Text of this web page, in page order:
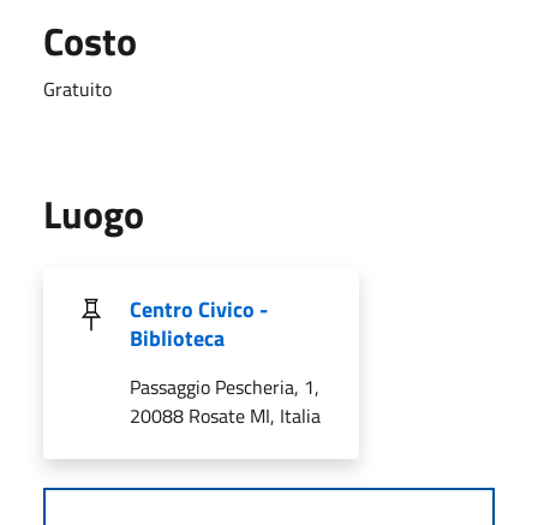
Costo
Gratuito
Luogo
Centro Civico -
Biblioteca
Passaggio Pescheria, 1,
20088 Rosate MI, Italia